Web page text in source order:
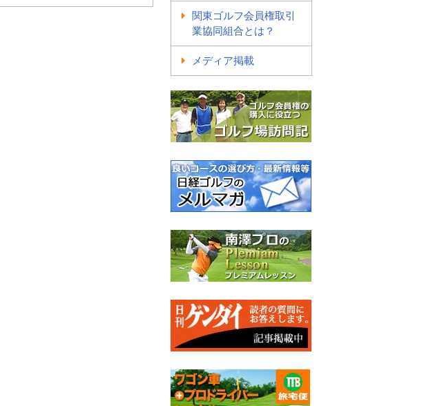
関東ゴルフ会員権取引
業協同組合とは？
メディア掲載